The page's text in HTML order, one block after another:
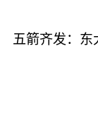
五箭齐发：